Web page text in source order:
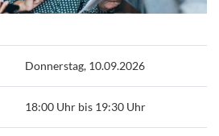
Donnerstag, 10.09.2026
18:00 Uhr bis 19:30 Uhr